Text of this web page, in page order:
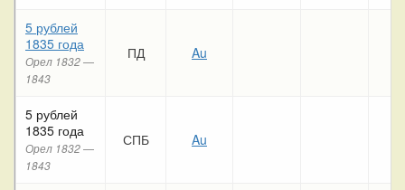
5 рублей
1835 года
Орел 1832 —
1843
ПД Au
5 рублей
1835 года
Орел 1832 —
1843
СПБ Au